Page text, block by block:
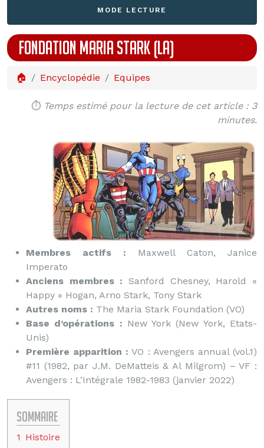
MODE LECTURE
FONDATION MARIA STARK (LA)
🏠 Encyclopédie Equipes
⏱️ Temps estimé pour la lecture de cet article : 3
minutes.
Membres actifs : Maxwell Caton, Janice
Imperato
Anciens membres : Sanford Chesney, Harold «
Happy » Hogan, Arno Stark, Tony Stark
Autres noms : The Maria Stark Foundation (VO)
Base d’opérations : New York (New York, Etats-
Unis)
Première apparition : VO : Avengers annual (vol.1)
#11 (1982, par J.M. DeMatteis & Al Milgrom) – VF :
Avengers : L’Intégrale 1982-1983 (janvier 2022)
Sommaire
1 Histoire